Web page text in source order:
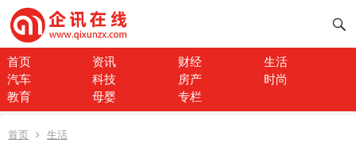
首页 资讯 财经
生活
汽车
科技 房产
时尚
教育
母婴 专栏
首页 生活